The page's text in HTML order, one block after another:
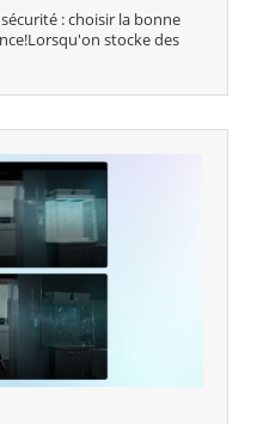
: choisir la bonne
stocke des